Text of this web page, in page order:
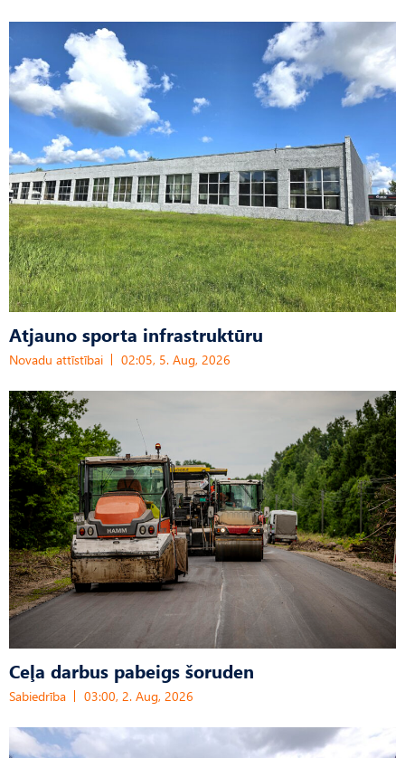
Atjauno sporta infrastruktūru
Novadu attīstībai 02:05, 5. Aug, 2026
Ceļa darbus pabeigs šoruden
Sabiedrība 03:00, 2. Aug, 2026